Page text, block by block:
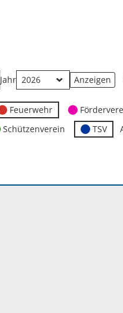
Jahr
Feuerwehr
Schützenverein TSV